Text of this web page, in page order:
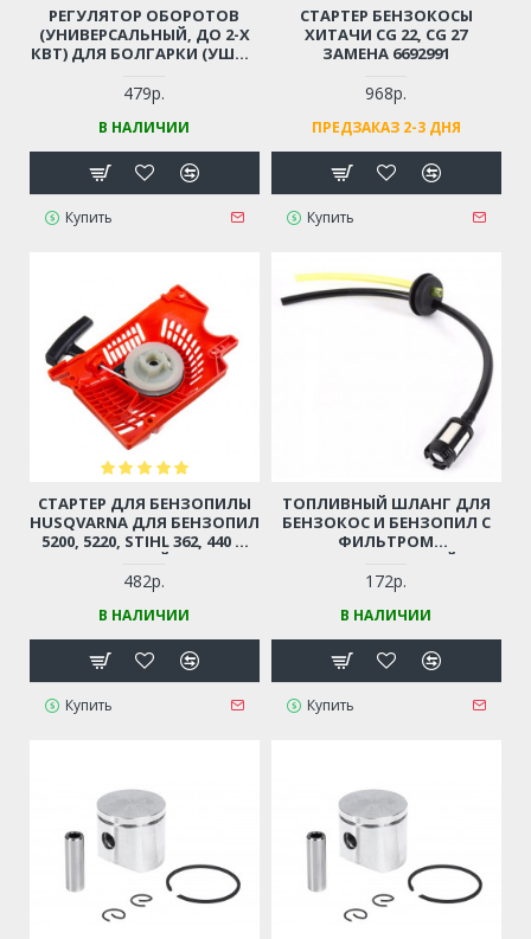
РЕГУЛЯТОР ОБОРОТОВ
(УНИВЕРСАЛЬНЫЙ, ДО 2-Х
КВТ) ДЛЯ БОЛГАРКИ (УШМ),
ПЕРФОРАТОРА, ДРЕЛИ И ПР.
479р.
В НАЛИЧИИ
Купить
СТАРТЕР БЕНЗОКОСЫ
ХИТАЧИ CG 22, CG 27
ЗАМЕНА 6692991
968р.
ПРЕДЗАКАЗ 2-3 ДНЯ
Купить
СТАРТЕР ДЛЯ БЕНЗОПИЛЫ
HUSQVARNA ДЛЯ БЕНЗОПИЛ
5200, 5220, STIHL 362, 440 И
ДР. (КИТАЙСКИЕ
БЕНЗОПИЛЫ 45-52СМ3,
ЦЫГАНКА)
482р.
В НАЛИЧИИ
Купить
ТОПЛИВНЫЙ ШЛАНГ ДЛЯ
БЕНЗОКОС И БЕНЗОПИЛ С
ФИЛЬТРОМ
(УНИВЕРСАЛЬНЫЙ)
172р.
В НАЛИЧИИ
Купить